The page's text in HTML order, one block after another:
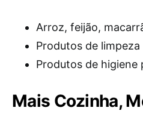
Arroz, feijão,
Produtos de limpeza
Produtos de higiene
Mais Cozinha,